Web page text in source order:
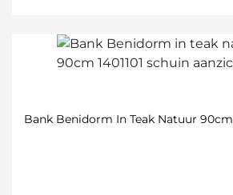
Bank Benidorm In Teak Natuur 90cm